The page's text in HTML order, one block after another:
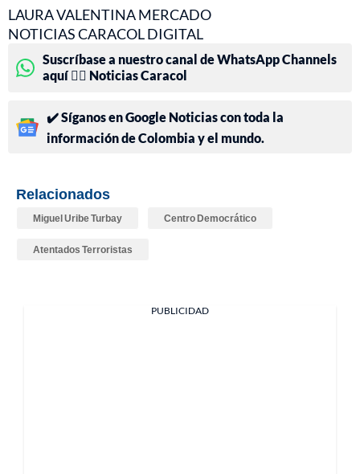
LAURA VALENTINA MERCADO
NOTICIAS CARACOL DIGITAL
Suscríbase a nuestro canal de WhatsApp Channels
aquí 👉🏻 Noticias Caracol
✔️ Síganos en Google Noticias con toda la
información de Colombia y el mundo.
Relacionados
Miguel Uribe Turbay Centro Democrático
Atentados Terroristas
PUBLICIDAD